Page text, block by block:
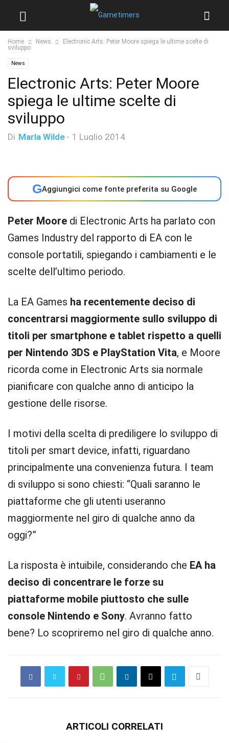
Home News
Electronic Arts: Peter Moore spiega le ultime scelte di
sviluppo
News
Electronic Arts: Peter Moore
spiega le ultime scelte di
sviluppo
Di Marla Wilde - 1 Luglio 2014
GAggiungici come fonte preferita su Google
Peter Moore di Electronic Arts ha parlato con
Games Industry del rapporto di EA con le
console portatili, spiegando i cambiamenti e le
scelte dell’ultimo periodo.
La EA Games ha recentemente deciso di
concentrarsi maggiormente sullo sviluppo di
titoli per smartphone e tablet rispetto a quelli
per Nintendo 3DS e PlayStation Vita, e Moore
ricorda come in Electronic Arts sia normale
pianificare con qualche anno di anticipo la
gestione delle risorse.
I motivi della scelta di prediligere lo sviluppo di
titoli per smart device, infatti, riguardano
principalmente una convenienza futura. I team
di sviluppo si sono chiesti: “Quali saranno le
piattaforme che gli utenti useranno
maggiormente nel giro di qualche anno da
oggi?”
La risposta è intuibile, considerando che EA ha
deciso di concentrare le forze su
piattaforme mobile piuttosto che sulle
console Nintendo e Sony. Avranno fatto
bene? Lo scopriremo nel giro di qualche anno.
ARTICOLI CORRELATI